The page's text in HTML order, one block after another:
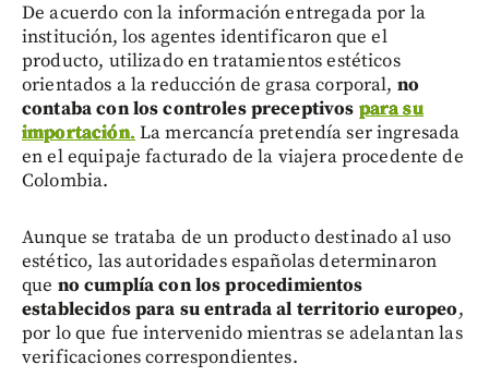
De acuerdo con la información entregada por la
institución, los agentes identificaron que el
producto, utilizado en tratamientos estéticos
orientados a la reducción de grasa corporal, no
contaba con los controles preceptivos para su
importación.La mercancía pretendía ser ingresada
en el equipaje facturado de la viajera procedente de
Colombia.
Aunque se trataba de un producto destinado al uso
estético, las autoridades españolas determinaron
que no cumplía con los procedimientos
establecidos para su entrada al territorio europeo,
por lo que fue intervenido mientras se adelantan las
verificaciones correspondientes.